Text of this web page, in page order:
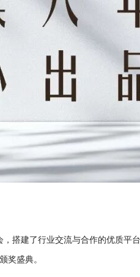
，搭建了行业交流与合作的优质平
奖盛典。